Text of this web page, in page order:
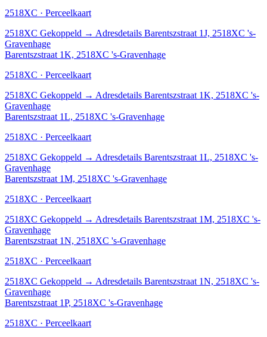
2518XC · Perceelkaart
2518XC Gekoppeld → Adresdetails Barentszstraat 1J, 2518XC 's-
Gravenhage
Barentszstraat 1K, 2518XC 's-Gravenhage
2518XC · Perceelkaart
2518XC Gekoppeld → Adresdetails Barentszstraat 1K, 2518XC 's-
Gravenhage
Barentszstraat 1L, 2518XC 's-Gravenhage
2518XC · Perceelkaart
2518XC Gekoppeld → Adresdetails Barentszstraat 1L, 2518XC 's-
Gravenhage
Barentszstraat 1M, 2518XC 's-Gravenhage
2518XC · Perceelkaart
2518XC Gekoppeld → Adresdetails Barentszstraat 1M, 2518XC 's-
Gravenhage
Barentszstraat 1N, 2518XC 's-Gravenhage
2518XC · Perceelkaart
2518XC Gekoppeld → Adresdetails Barentszstraat 1N, 2518XC 's-
Gravenhage
Barentszstraat 1P, 2518XC 's-Gravenhage
2518XC · Perceelkaart